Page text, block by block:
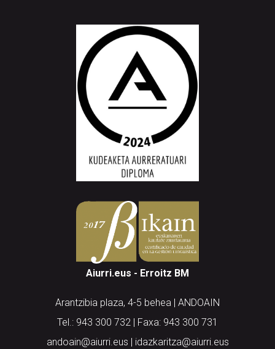
Aiurri.eus - Erroitz BM
Arantzibia plaza, 4-5 behea | ANDOAIN
Tel.: 943 300 732 | Faxa: 943 300 731
andoain@aiurri.eus | idazkaritza@aiurri.eus